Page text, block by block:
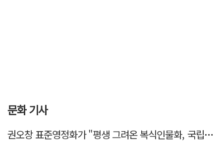
문화 기사
권오창 표준영정화가 "평생 그려온 복식인물화, 국립대구박물관에서 가치 있게 활용되길"